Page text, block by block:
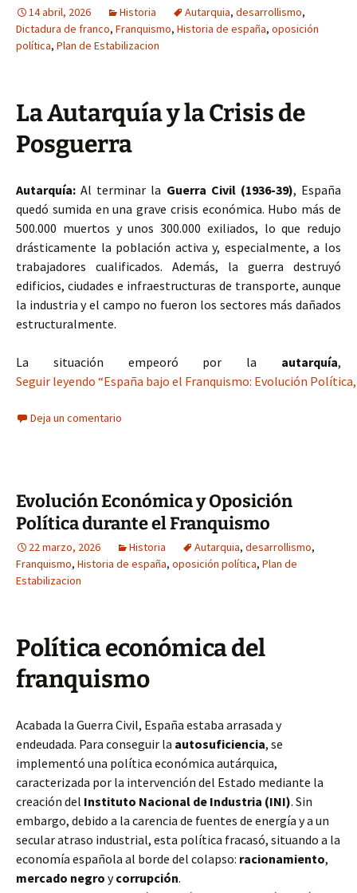
14 abril, 2026 Historia Autarquia, desarrollismo,
Dictadura de franco, Franquismo, Historia de españa, oposición
política, Plan de Estabilizacion
La Autarquía y la Crisis de
Posguerra
Autarquía: Al terminar la Guerra Civil (1936-39), España
quedó sumida en una grave crisis económica. Hubo más de
500.000 muertos y unos 300.000 exiliados, lo que redujo
drásticamente la población activa y, especialmente, a los
trabajadores cualificados. Además, la guerra destruyó
edificios, ciudades e infraestructuras de transporte, aunque
la industria y el campo no fueron los sectores más dañados
estructuralmente.
La situación empeoró por la autarquía,
Seguir leyendo “España bajo el Franquismo: Evolución
Deja un comentario
Evolución Económica y Oposición
Política durante el Franquismo
22 marzo, 2026 Historia Autarquia, desarrollismo,
Franquismo, Historia de españa, oposición política, Plan de
Estabilizacion
Política económica del
franquismo
Acabada la Guerra Civil, España estaba arrasada y
endeudada. Para conseguir la autosuficiencia, se
implementó una política económica autárquica,
caracterizada por la intervención del Estado mediante la
creación del Instituto Nacional de Industria (INI). Sin
embargo, debido a la carencia de fuentes de energía y a un
secular atraso industrial, esta política fracasó, situando a la
economía española al borde del colapso: racionamiento,
mercado negro ycorrupción.